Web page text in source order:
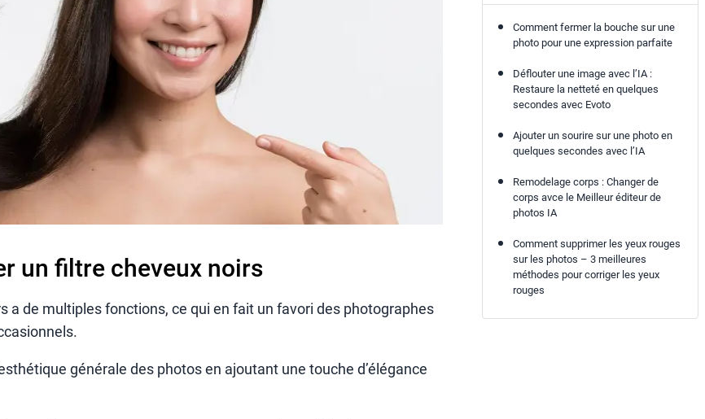
un filtre cheveux noirs
a de multiples fonctions, ce qui en fait un favori des photographes
générale des photos en ajoutant une touche d’élégance
Comment fermer la bouche sur une
photo pour une expression parfaite
Déflouter une image avec l’IA :
Restaure la netteté en quelques
secondes avec Evoto
Ajouter un sourire sur une photo en
quelques secondes avec l’IA
Remodelage corps : Changer de
corps avce le Meilleur éditeur de
photos IA
Comment supprimer les yeux rouges
sur les photos – 3 meilleures
méthodes pour corriger les yeux
rouges